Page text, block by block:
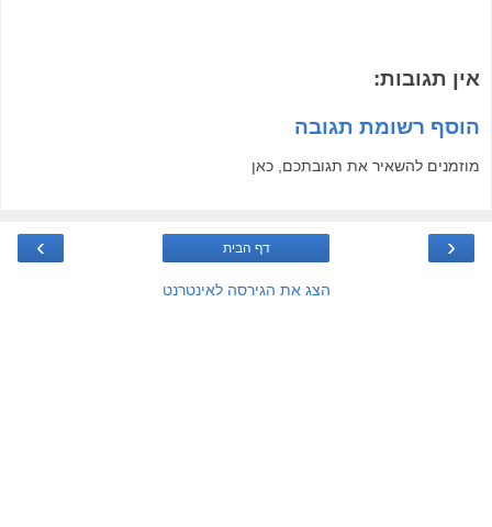
אין תגובות:
הוסף רשומת תגובה
מוזמנים להשאיר את תגובתכם, כאן
‹
› דף הבית
הצג את הגירסה לאינטרנט